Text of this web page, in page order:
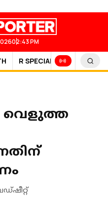
02:43 PM
R SPECIAL SPORTS
വെളുത്ത